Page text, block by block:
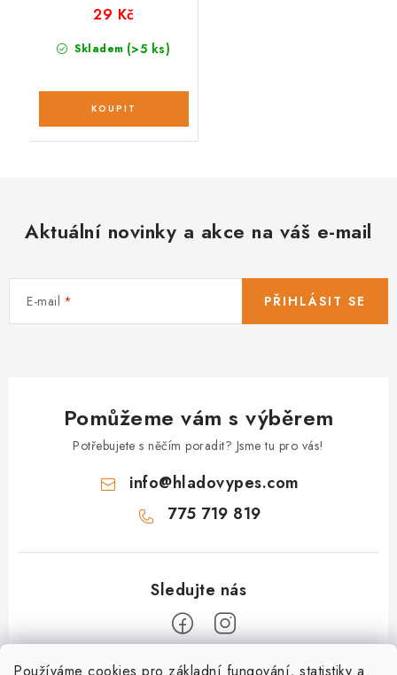
Skladem (>5 ks)
29 Kč
Aktuální novinky a akce na váš e-mail
E-mail PŘIHLÁSIT SE
Pomůžeme vám s výběrem
Potřebujete s něčím poradit? Jsme tu pro vás!
info@hladovypes.com
775 719 819